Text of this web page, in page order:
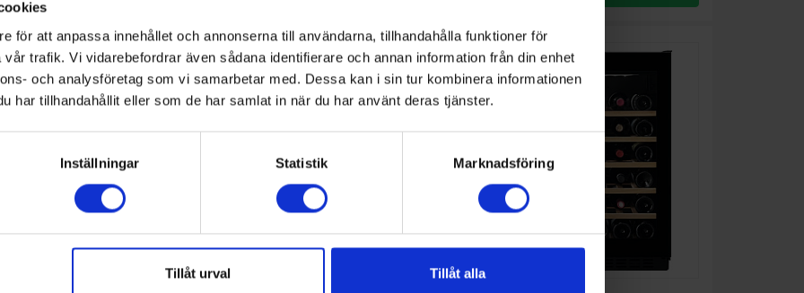
för att anpassa innehållet och annonserna till användarna, tillhandahålla funktioner för
trafik. Vi vidarebefordrar även sådana identifierare och annan information från din enhet
och analysföretag som vi samarbetar med. Dessa kan i sin tur kombinera informationen
har tillhandahållit eller som de har samlat in när du har använt deras tjänster.
Inställningar Statistik Marknadsföring
Tillåt urval Tillåt alla